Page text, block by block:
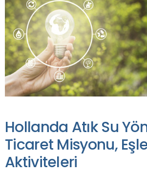
Hollanda Atık Su
Ticaret Misyonu,
Aktiviteleri